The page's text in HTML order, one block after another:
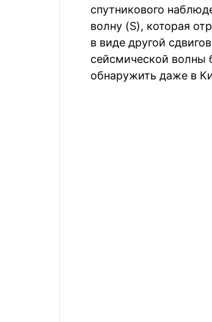
спутникового
волну (S), которая
в виде другой
сейсмической волны
обнаружить даже в